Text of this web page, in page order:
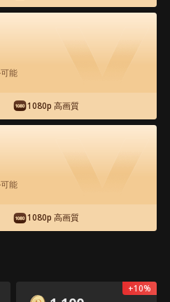
全エピソード
16
能
1080p 高画質
能
1080p 高画質
+10%